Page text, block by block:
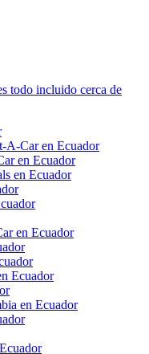
todo incluido cerca de
A-Car en Ecuador
en Ecuador
en Ecuador
en Ecuador
Ecuador
en Ecuador